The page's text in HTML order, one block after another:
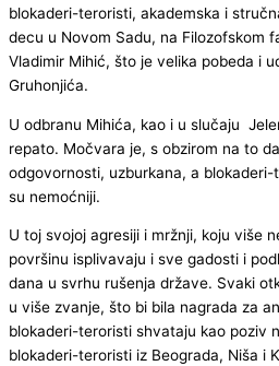
blokaderi-teroristi, akademska i
decu u Novom Sadu, na Filozofskom
Vladimir Mihić, što je velika pobeda i
Gruhonjića.
U odbranu Mihića, kao i u slučaju
repato. Močvara je, s obzirom na to
odgovornosti, uzburkana, a
su nemoćniji.
U toj svojoj agresiji i mržnji, koju više
površinu isplivavaju i sve gadosti i
dana u svrhu rušenja države. Svaki
u više zvanje, što bi bila nagrada za
blokaderi-teroristi shvataju kao poziv
blokaderi-teroristi iz Beograda, Niša i